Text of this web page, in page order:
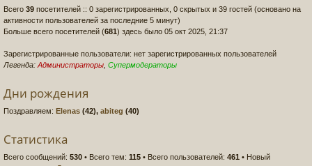
Всего 39 посетителей :: 0 зарегистрированных, 0 скрытых и 39 гостей (основано на
активности пользователей за последние 5 минут)
Больше всего посетителей (681) здесь было 05 окт 2025, 21:37
Зарегистрированные пользователи: нет зарегистрированных пользователей
Легенда: Администраторы Супермодераторы
Дни рождения
Поздравляем: Elenas (42), abiteg (40)
Статистика
Всего сообщений: 530 • Всего тем: 115 • Всего пользователей: 461 • Новый